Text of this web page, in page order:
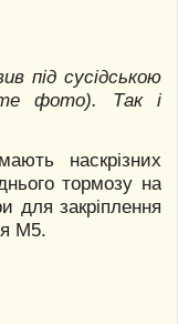
під сусідською
фото). Так і
наскрізних
тормозу на
для закріплення
М5.